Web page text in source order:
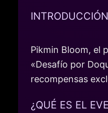
Pikmin Bloom, el
«Desafío por
recompensas
¿QUÉ ES EL